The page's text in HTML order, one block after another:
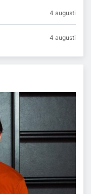
4 augusti
4 augusti